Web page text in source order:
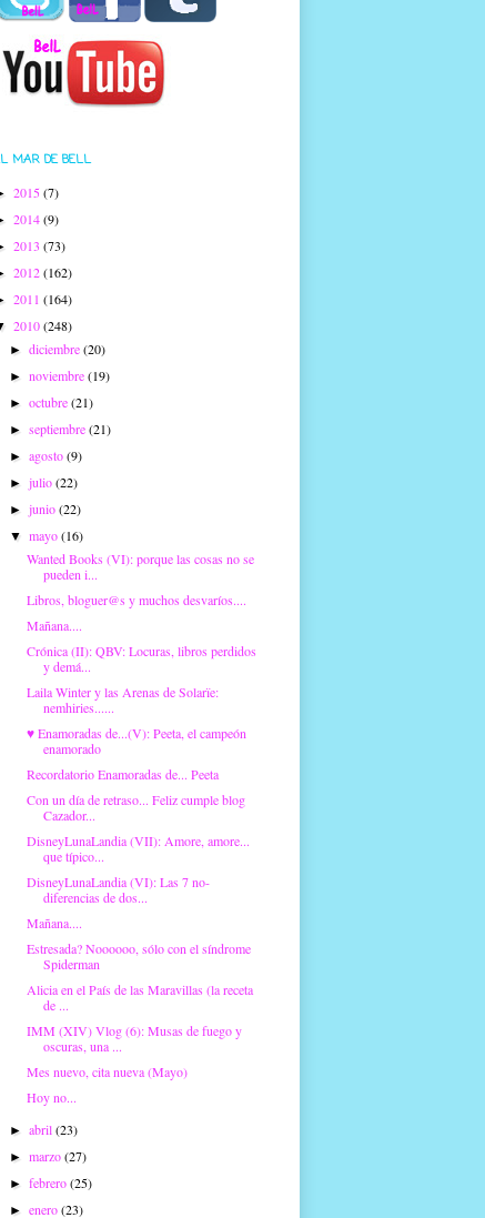
MAR DE BELL
2015(7)
2014(9)
2013 (73)
2012(162)
2011 (164)
2010(248)
►diciembre(20)
►noviembre(19)
►octubre(21)
►septiembre(21)
►agosto(9)
►julio(22)
►junio(22)
▼mayo(16)
Wanted Books (VI): porque las cosas no se
pueden i...
Libros, bloguer@s y muchos desvaríos....
Mañana....
Crónica (II): QBV: Locuras, libros perdidos
y demá...
Laila Winter y las Arenas de Solarïe:
nemhiries......
♥ Enamoradas de...(V): Peeta, el campeón
enamorado
Recordatorio Enamoradas de... Peeta
Con un día de retraso... Feliz cumple blog
Cazador...
DisneyLunaLandia (VII): Amore, amore...
que típico...
DisneyLunaLandia (VI): Las 7 no-
diferencias de dos...
Mañana....
Estresada? Noooooo, sólo con el síndrome
Spiderman
Alicia en el País de las Maravillas (la receta
de ...
IMM (XIV) Vlog (6): Musas de fuego y
oscuras, una ...
Mes nuevo, cita nueva (Mayo)
Hoy no...
►abril(23)
►marzo(27)
►febrero(25)
►enero(23)